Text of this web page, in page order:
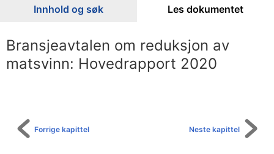
Innhold og søk Les dokumentet
Bransjeavtalen om reduksjon av
matsvinn: Hovedrapport 2020
Neste kapittel
Forrige kapittel